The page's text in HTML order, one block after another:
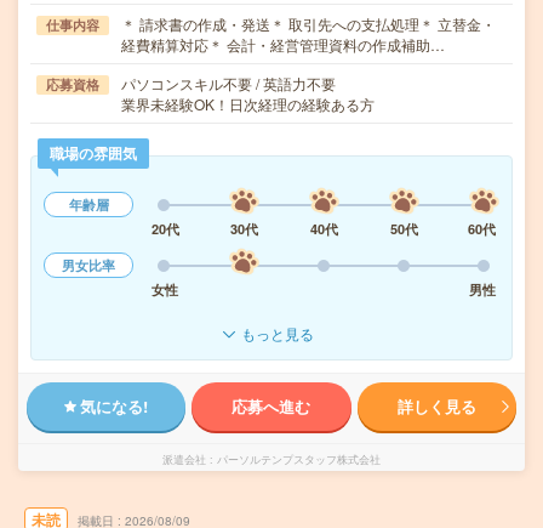
仕事内容
＊ 請求書の作成・発送＊ 取引先への支払処理＊ 立替金・
経費精算対応＊ 会計・経営管理資料の作成補助…
応募資格
パソコンスキル不要 / 英語力不要
業界未経験OK！日次経理の経験ある方
職場の雰囲気
年齢層
20代
30代 40代 50代
60代
男女比率
女性
男性
もっと見る
気になる! 応募へ進む 詳しく見る
派遣会社 パーソルテンプスタッフ株式会社
未読 掲載日 2026/08/09